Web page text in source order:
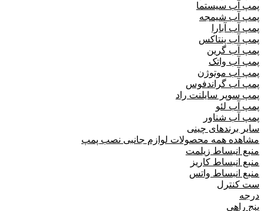
پمپ آب سیستما
پمپ آب شیمجه
پمپ آب آبارا
پمپ آب پنتاکس
پمپ آب گرین
پمپ آب واتک
پمپ آب موتوژن
پمپ آب گراندفوس
پمپ سوپر سایلنت راد
پمپ آب لئو
پمپ آب شناور
سایر برندهای چینی
مشاهده همه محصولات لوازم جانبی نصب پمپ
منبع انبساط زیلمت
منبع انبساط کاریز
منبع انبساط واتس
ست کنترل
درجه
پنج راهی